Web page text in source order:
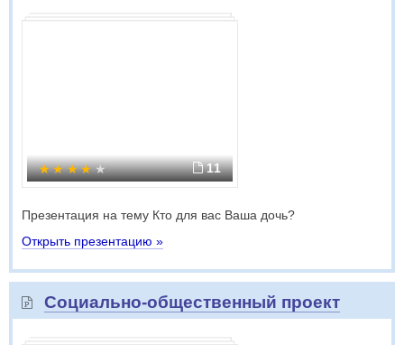
11
Презентация на тему Кто для вас Ваша дочь?
Открыть презентацию »
Социально-общественный проект